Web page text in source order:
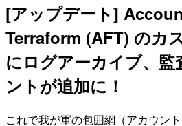
[アップデート]
Terraform (AFT) のカ
にログアーカイブ、監
ントが追加に！
これで我が軍の包囲網（アカウン